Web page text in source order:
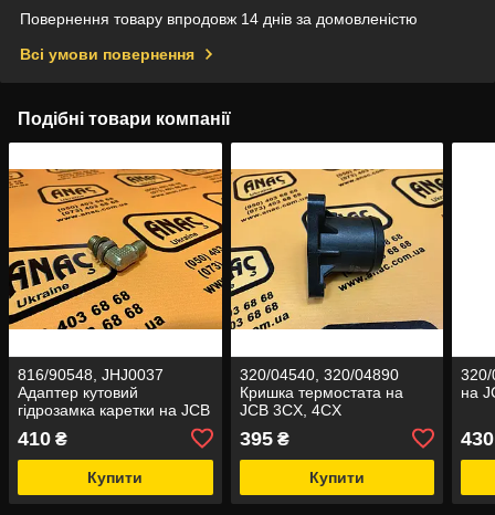
Повернення товару впродовж 14 днів за домовленістю
Всі умови повернення
Подібні товари компанії
816/90548, JHJ0037
Адаптер кутовий
гідрозамка каретки на JCB
410 ₴
Купити
320/04540, 320/04890
Кришка термостата на
JCB 3CX, 4CX
395₴
Купити
320/
на
430